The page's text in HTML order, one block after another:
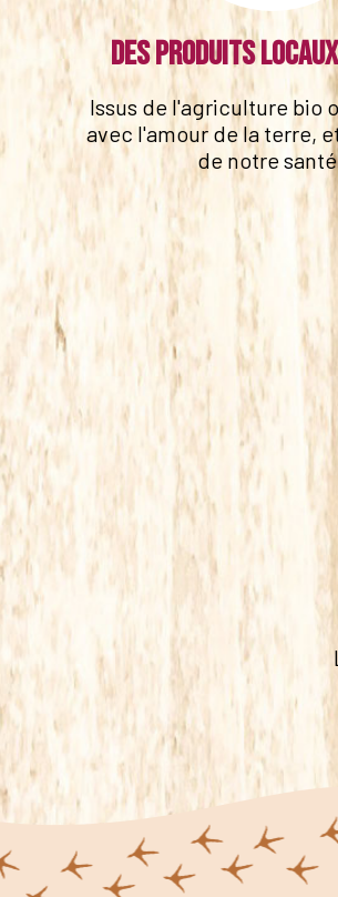
Des produits
Issus de l'agriculture bio
avec l'amour de la terre,
de notre